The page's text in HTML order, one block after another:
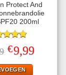
Protect And
200ml
uit 5
Oorspronkelijke
prijs
was:
€23,49.
€9,99Huidige
prijs